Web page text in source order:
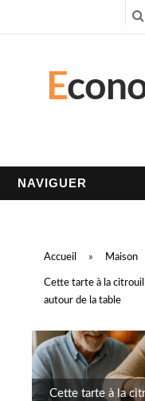
c
E
NAVIGUER
Accueil » Maison
Cette tarte à la
autour de la table
Cette tarte à la